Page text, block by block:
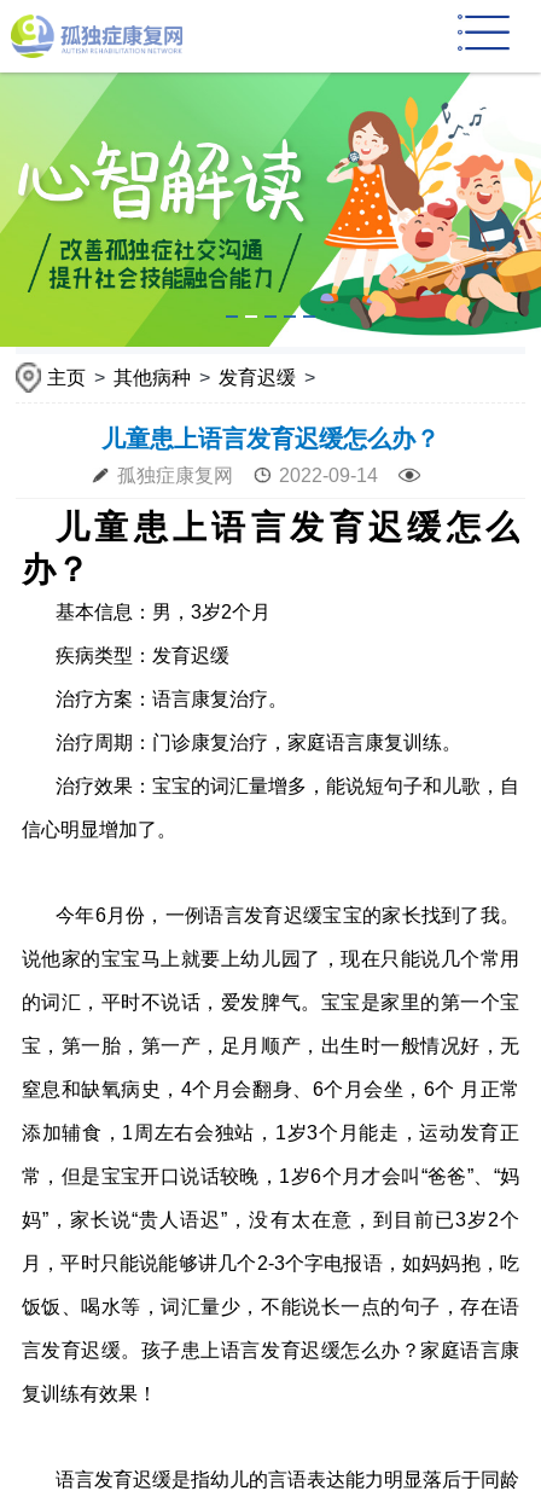
主页 > 其他病种 > 发育迟缓 >
儿童患上语言发育迟缓怎么办？
孤独症康复网 2022-09-14
儿童患上语言发育迟缓怎么
办？
基本信息：男，3岁2个月
疾病类型：发育迟缓
治疗方案：语言康复治疗。
治疗周期：门诊康复治疗，家庭语言康复训练。
治疗效果：宝宝的词汇量增多，能说短句子和儿歌，自
信心明显增加了。
今年6月份，一例语言发育迟缓宝宝的家长找到了我。
说他家的宝宝马上就要上幼儿园了，现在只能说几个常用
的词汇，平时不说话，爱发脾气。宝宝是家里的第一个宝
宝，第一胎，第一产，足月顺产，出生时一般情况好，无
窒息和缺氧病史，4个月会翻身、6个月会坐，6个 月正常
添加辅食，1周左右会独站，1岁3个月能走，运动发育正
常，但是宝宝开口说话较晚，1岁6个月才会叫“爸爸”、“妈
妈”，家长说“贵人语迟”，没有太在意，到目前已3岁2个
月，平时只能说能够讲几个2-3个字电报语，如妈妈抱，吃
饭饭、喝水等，词汇量少，不能说长一点的句子，存在语
言发育迟缓。孩子患上语言发育迟缓怎么办？家庭语言康
复训练有效果！
语言发育迟缓是指幼儿的言语表达能力明显落后于同龄